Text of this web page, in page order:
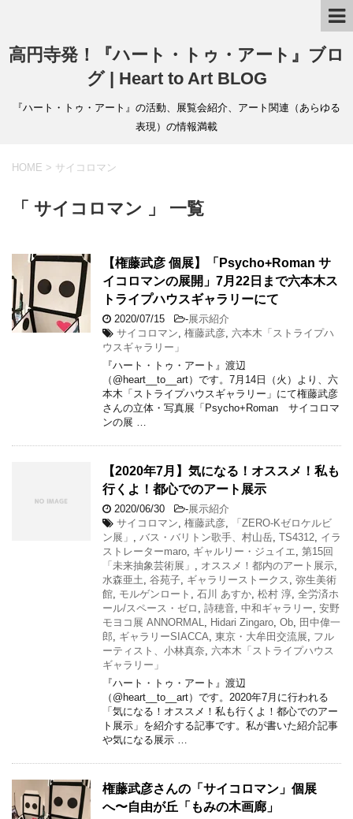
高円寺発！『ハート・トゥ・アート』ブロ
グ | Heart to Art BLOG
『ハート・トゥ・アート』の活動、展覧会紹介、アート関連（あらゆる
表現）の情報満載
HOME > サイコロマン
「 サイコロマン 」 一覧
【権藤武彦 個展】「Psycho+Roman サ
イコロマンの展開」7月22日まで六本木ス
トライプハウスギャラリーにて
2020/07/15 -展示紹介
サイコロマン 権藤武彦 六本木「ストライプハ
ウスギャラリー」
『ハート・トゥ・アート』渡辺
（@heart__to__art）です。7月14日（火）より、六
本木「ストライプハウスギャラリー」にて権藤武彦
さんの立体・写真展「Psycho+Roman サイコロマ
ンの展 …
【2020年7月】気になる！オススメ！私も
行くよ！都心でのアート展示
2020/06/30 -展示紹介
サイコロマン 権藤武彦
「ZERO-Kゼロケルビ
ン展」
バス・バリトン歌手、村山岳 TS4312 イラ
ストレーターmaro ギャルリー・ジュイエ
第15回
「未来抽象芸術展」
オススメ！都内のアート展示
水森亜土
谷苑子 ギャラリーストークス
弥生美術
館 モルゲンロート 石川 あすか 松村 淳 全労済ホ
ール/スペース・ゼロ
詩穂音 中和ギャラリー 安野
モヨコ展 ANNORMAL
Hidari Zingaro Ob 田中偉一
郎
ギャラリーSIACCA 東京・大牟田交流展
フル
ーティスト、小林真奈
六本木「ストライプハウス
ギャラリー」
『ハート・トゥ・アート』渡辺
（@heart__to__art）です。2020年7月に行われる
「気になる！オススメ！私も行くよ！都心でのアー
ト展示」を紹介する記事です。私が書いた紹介記事
や気になる展示 …
権藤武彦さんの「サイコロマン」個展
へ〜自由が丘「もみの木画廊」